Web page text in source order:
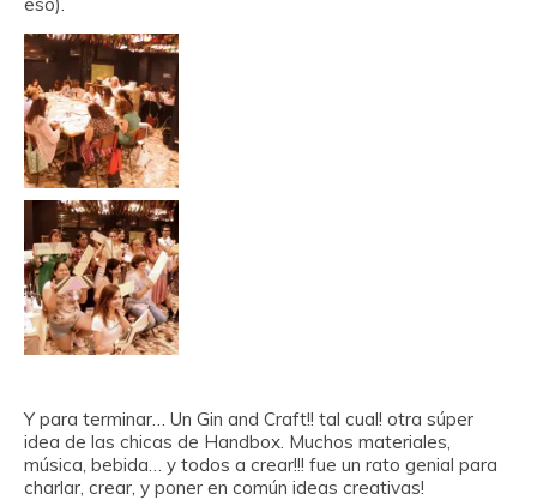
Y para terminar… Un Gin and Craft!! tal cual! otra súper
idea de las chicas de Handbox. Muchos materiales,
música, bebida… y todos a crear!!! fue un rato genial para
charlar, crear, y poner en común ideas creativas!